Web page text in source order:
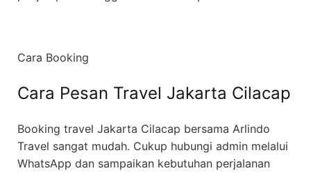
Cara Booking
Cara Pesan Travel Jakarta Cilacap
Booking travel Jakarta Cilacap bersama Arlindo
Travel sangat mudah. Cukup hubungi admin melalui
WhatsApp dan sampaikan kebutuhan perjalanan